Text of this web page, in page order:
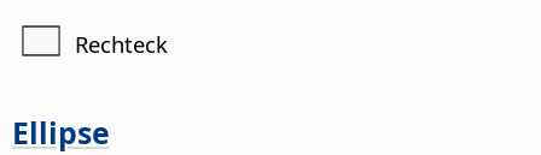
Rechteck
Ellipse